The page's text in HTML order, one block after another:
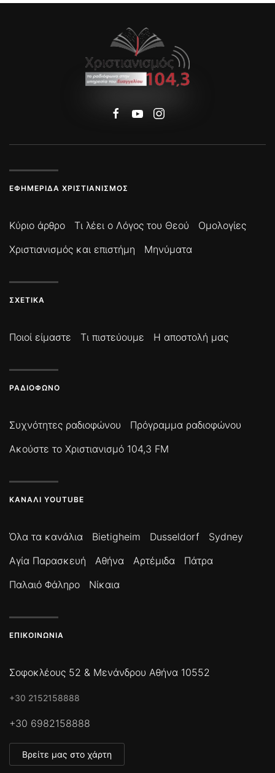
ΕΦΗΜΕΡΊΔΑ ΧΡΙΣΤΙΑΝΙΣΜΌΣ
Κύριο άρθρο Τι λέει ο Λόγος του Θεού
Ομολογίες
Χριστιανισμός και επιστήμη
Μηνύματα
ΣΧΕΤΙΚΆ
Ποιοί είμαστε Τι πιστεύουμε Η αποστολή μας
ΡΑΔΙΌΦΩΝΟ
Συχνότητες ραδιοφώνου
Πρόγραμμα ραδιοφώνου
Ακούστε το Χριστιανισμό 104,3 FM
ΚΑΝΆΛΙ YOUTUBE
Όλα τα κανάλια Bietigheim Dusseldorf
Sydney
Αγία Παρασκευή
Αθήνα Αρτέμιδα
Πάτρα
Παλαιό Φάληρο
Νίκαια
ΕΠΙΚΟΙΝΩΝΊΑ
Σοφοκλέους 52 & Μενάνδρου Αθήνα 10552
+30 2152158888
+30 6982158888
Βρείτε μας στο χάρτη